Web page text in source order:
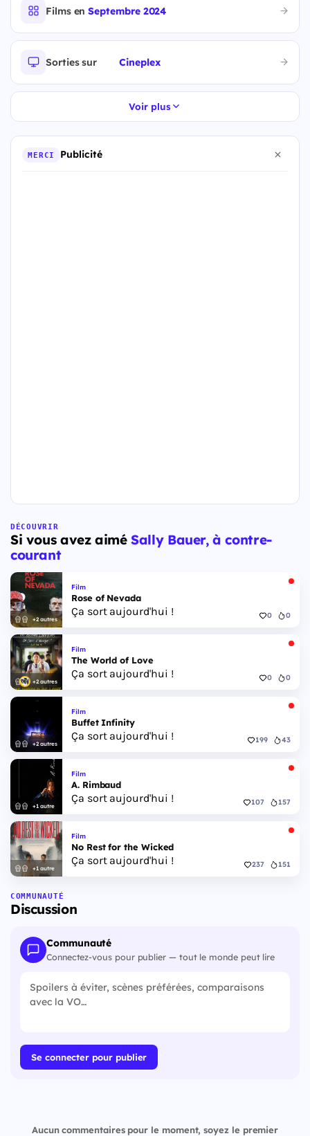
Films enSeptembre 2024
Sorties sur Cineplex
Voir plus
MERCI Publicité
DÉCOUVRIR
Si vous avez aiméSally Bauer, à contre-
courant
+2 autres
Film
Rose of Nevada
Ça sort aujourd'hui ! 0 0
+2 autres
Film
The World of Love
Ça sort aujourd'hui ! 0 0
+2 autres
Film
Buffet Infinity
Ça sort aujourd'hui ! 199 43
+1 autre
Film
A. Rimbaud
Ça sort aujourd'hui ! 107 157
+1 autre
Film
No Rest for the Wicked
Ça sort aujourd'hui ! 237 151
COMMUNAUTÉ
Discussion
Communauté
Connectez-vous pour publier — tout le monde peut lire
Se connecter pour publier
Aucun commentaires pour le moment, soyez le premier